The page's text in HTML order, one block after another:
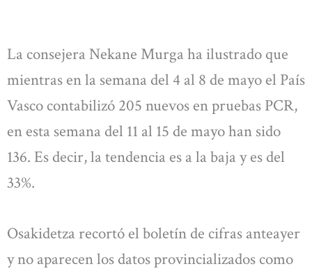
La consejera Nekane Murga ha ilustrado que
mientras en la semana del 4 al 8 de mayo el País
Vasco contabilizó 205 nuevos en pruebas PCR,
en esta semana del 11 al 15 de mayo han sido
136. Es decir, la tendencia es a la baja y es del
33%.
Osakidetza recortó el boletín de cifras anteayer
y no aparecen los datos provincializados como